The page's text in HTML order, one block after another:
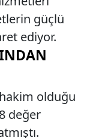
güçlü
ediyor.
hakim olduğu
değer